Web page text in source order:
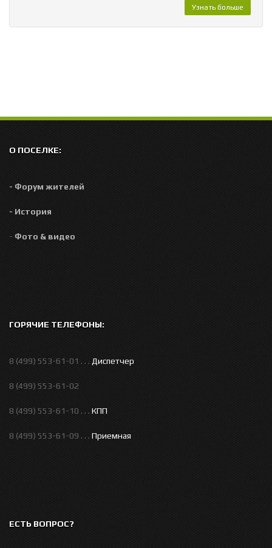
Узнать больше
О ПОСЕЛКЕ:
- Форум жителей
- История
- Фото & видео
ГОРЯЧИЕ ТЕЛЕФОНЫ:
8 (499) 553-61-01 . . . Диспетчер
8 (499) 553-61-02
8 (499) 553-61-10 . . . КПП
8 (499) 553-61-09 . . . Приемная
ЕСТЬ ВОПРОС?